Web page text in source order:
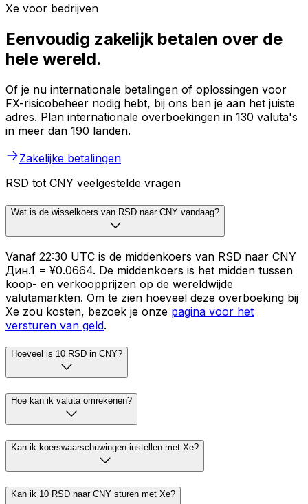
Xe voor bedrijven
Eenvoudig zakelijk betalen over de
hele wereld.
Of je nu internationale betalingen of oplossingen voor
FX-risicobeheer nodig hebt, bij ons ben je aan het juiste
adres. Plan internationale overboekingen in 130 valuta's
in meer dan 190 landen.
Zakelijke betalingen
RSD tot CNY veelgestelde vragen
Wat is de wisselkoers van RSD naar CNY vandaag?
Vanaf 22:30 UTC is de middenkoers van RSD naar CNY
Дин.1 = ¥0.0664. De middenkoers is het midden tussen
koop- en verkoopprijzen op de wereldwijde
valutamarkten. Om te zien hoeveel deze overboeking bij
Xe zou kosten, bezoek je onze pagina voor het
versturen van geld.
Hoeveel is 10 RSD in CNY?
Hoe kan ik valuta omrekenen?
Kan ik koerswaarschuwingen instellen met Xe?
Kan ik 10 RSD naar CNY sturen met Xe?